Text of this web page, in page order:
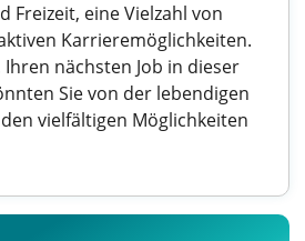
Freizeit, eine Vielzahl von
Karrieremöglichkeiten.
Ihren nächsten Job in dieser
Sie von der lebendigen
vielfältigen Möglichkeiten